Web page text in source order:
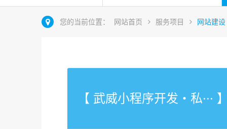
您的当前位置： 网站首页 服务项目 网站建设
【 武威​小程序开发・私··· 】